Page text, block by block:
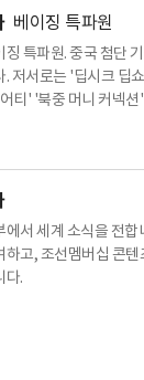
베이징 특파원
특파원. 중국 첨단
. 저서로는 '딥시크 딥
티' '북중 머니 커넥션
에서 세계 소식을 전
하고, 조선멤버십 콘
다.